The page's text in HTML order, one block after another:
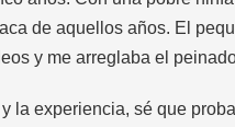
de aquellos años. El
y me arreglaba el
la experiencia, sé que